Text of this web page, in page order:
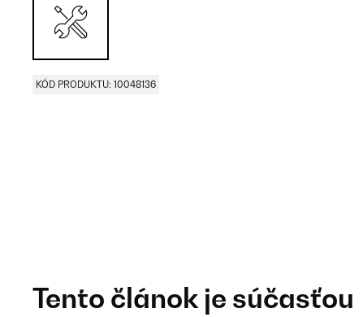
KÓD PRODUKTU: 10048136
Tento článok je súčasťou